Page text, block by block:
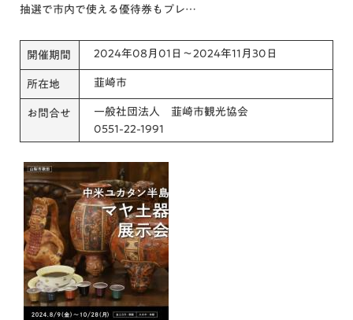
抽選で市内で使える優待券もプレ…
開催期間 2024年08月01日～2024年11月30日
所在地 韮崎市
お問合せ
一般社団法人 韮崎市観光協会
0551-22-1991